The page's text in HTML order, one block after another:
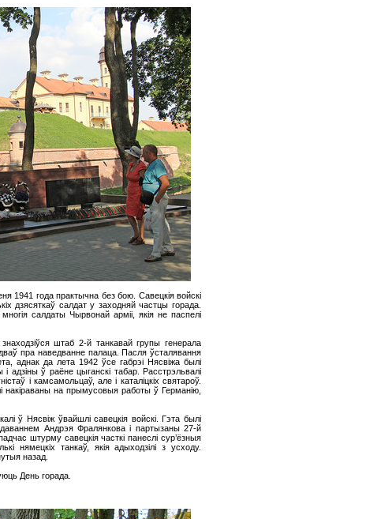
1941 года практычна без бою. Савецкія войскі
дзясяткаў салдат у заходняй частцы горада.
салдаты Чырвонай арміі, якія не паспелі
штаб 2-й танкавай групы генерала
пра наведванне палаца. Пасля ўсталявання
аднак да лета 1942 ўсе габрэі Нясвіжа былі
ў раёне цыганскі табар. Расстрэльвалі
і камсамольцаў, але і каталіцкіх святароў.
на прымусовыя работы ў Германію,
ў Нясвіж ўвайшлі савецкія войскі. Гэта былі
Андрэя Фралянкова і партызаны 27-й
штурму савецкія часткі панеслі сур’ёзныя
нямецкіх танкаў, якія адыходзілі з усходу.
назад.
День горада.